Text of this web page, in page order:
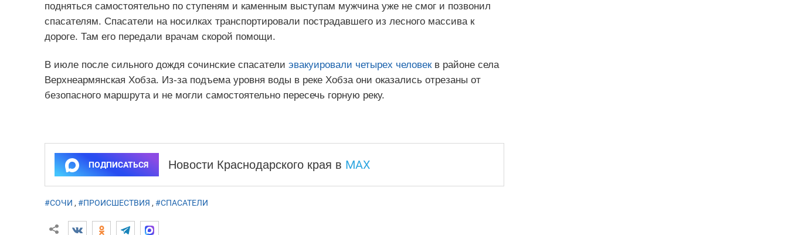
подняться самостоятельно по ступеням и каменным выступам мужчина уже не смог и позвонил
спасателям. Спасатели на носилках транспортировали пострадавшего из лесного массива к
дороге. Там его передали врачам скорой помощи.
В июле после сильного дождя сочинские спасатели эвакуировали четырех человекв районе села
Верхнеармянская Хобза. Из-за подъема уровня воды в реке Хобза они оказались отрезаны от
безопасного маршрута и не могли самостоятельно пересечь горную реку.
ПОДПИСАТЬСЯ Новости Краснодарского края в MAX
#СОЧИ , #ПРОИСШЕСТВИЯ , #СПАСАТЕЛИ